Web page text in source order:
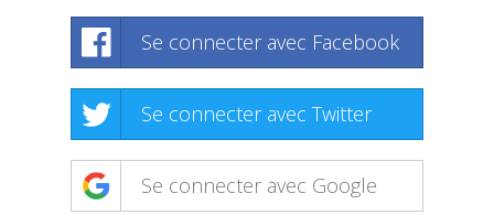
Se connecter avec Facebook
Se connecter avec Twitter
Se connecter avec Google